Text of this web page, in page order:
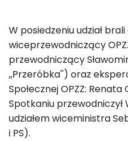
W posiedzeniu udział brali
wiceprzewodniczący
przewodniczący
,,Przeróbka'') oraz
Społecznej OPZZ:
Spotkaniu przewodniczył
udziałem wiceministra
i PS).